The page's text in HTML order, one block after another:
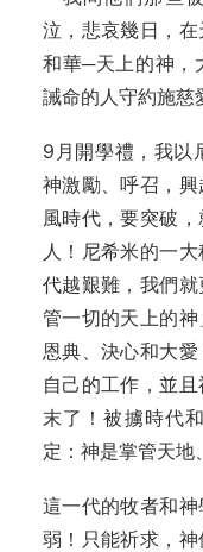
泣，悲哀幾日，
和華─天上的神，
誡命的人守約施慈
9月開學禮，我以
神激勵、呼召，
風時代，要突破
人！尼希米的一
代越艱難，我們
管一切的天上的神
恩典、決心和大
自己的工作，並
末了！被擄時代
定：神是掌管天地
這一代的牧者和
弱！只能祈求，